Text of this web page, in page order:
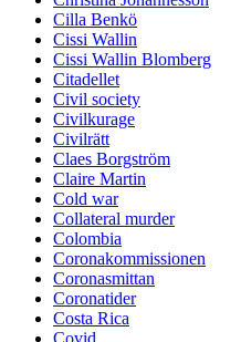
Cilla Benkö
Cissi Wallin
Cissi Wallin Blomberg
Citadellet
Civil society
Civilkurage
Civilrätt
Claes Borgström
Claire Martin
Cold war
Collateral murder
Colombia
Coronakommissionen
Coronasmittan
Coronatider
Costa Rica
Covid